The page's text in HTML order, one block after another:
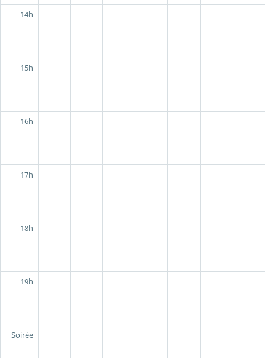
14h
15h
16h
17h
18h
19h
Soirée